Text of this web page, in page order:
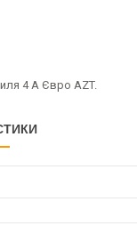
4 А Євро AZT.